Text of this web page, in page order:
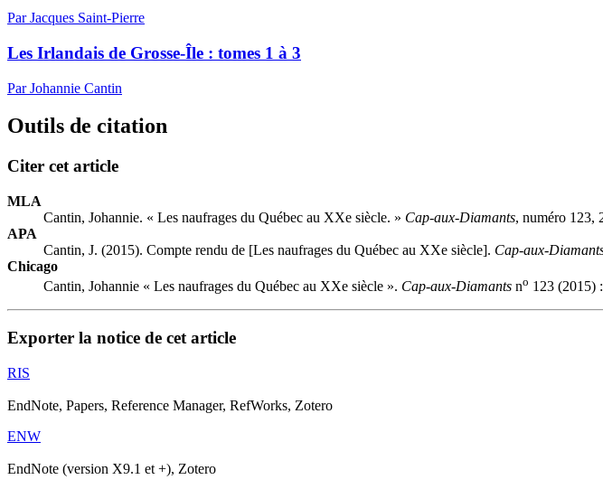
Par Jacques Saint-Pierre
Les Irlandais de Grosse-Île : tomes 1 à 3
Par Johannie Cantin
Outils de citation
Citer cet article
MLA
Cantin, Johannie. « Les naufrages du Québec au XXe siècle. » Cap-aux-Diamants, numéro 123,
APA
Cantin, J. (2015). Compte rendu de [Les naufrages du Québec au XXe siècle]. Cap-aux-
Chicago
Cantin, Johannie « Les naufrages du Québec au XXe siècle ». Cap-aux-Diamants no 123 (2015)
Exporter la notice de cet article
RIS
EndNote, Papers, Reference Manager, RefWorks, Zotero
ENW
EndNote (version X9.1 et +), Zotero